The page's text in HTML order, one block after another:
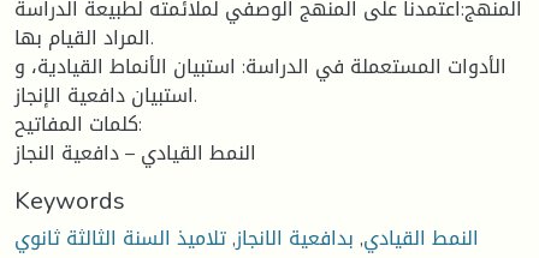
المنهج:اعتمدنا على المنهج الوصفي لملائمته لطبيعة الدراسة
المراد القيام بها.
الأدوات المستعملة في الدراسة: استبيان الأنماط القيادية، و
استبيان دافعية الإنجاز.
كلمات المفاتيح:
النمط القيادي – دافعية النجاز
Keywords
النمط القيادي,بدافعية الانجاز,تلاميذ السنة الثالثة ثانوي